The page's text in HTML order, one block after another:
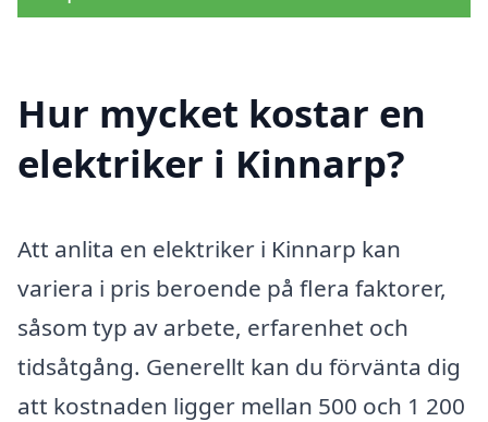
Hur mycket kostar en
elektriker i Kinnarp?
Att anlita en elektriker i Kinnarp kan
variera i pris beroende på flera faktorer,
såsom typ av arbete, erfarenhet och
tidsåtgång. Generellt kan du förvänta dig
att kostnaden ligger mellan 500 och 1 200